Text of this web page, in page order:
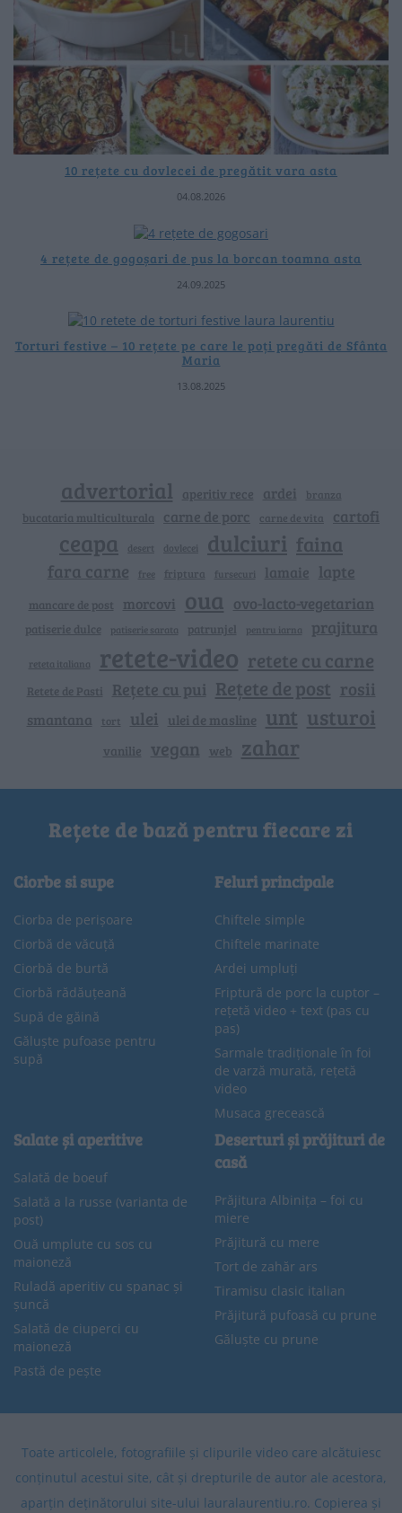
10 rețete cu dovlecei de pregătit vara asta
04.08.2026
4 rețete de gogoșari de pus la borcan toamna asta
24.09.2025
Torturi festive – 10 rețete pe care le poți pregăti de Sfânta
Maria
13.08.2025
advertorial aperitiv rece ardei branza
bucataria multiculturala carne de porc carne de vita cartofi
ceapa desert dovlecei dulciuri faina
fara carne free friptura fursecuri lamaie lapte
mancare de post morcovi oua ovo-lacto-vegetarian
patiserie dulce patiserie sarata patrunjel pentru iarna prajitura
reteta italiana retete-video retete cu carne
Retete de Pasti Rețete cu pui Rețete de post rosii
smantana tort ulei ulei de masline unt usturoi
vanilie vegan web zahar
Rețete de bază pentru fiecare zi
Ciorbe si supe
Ciorba de perișoare
Ciorbă de văcuță
Ciorbă de burtă
Ciorbă rădăuțeană
Supă de găină
Găluște pufoase pentru
supă
Feluri principale
Chiftele simple
Chiftele marinate
Ardei umpluți
Friptură de porc la cuptor –
rețetă video + text (pas cu
pas)
Sarmale tradiționale în foi
de varză murată, rețetă
video
Musaca grecească
Salate și aperitive
Salată de boeuf
Salată a la russe (varianta de
post)
Ouă umplute cu sos cu
maioneză
Ruladă aperitiv cu spanac și
șuncă
Salată de ciuperci cu
maioneză
Pastă de pește
Deserturi și prăjituri de
casă
Prăjitura Albinița – foi cu
miere
Prăjitură cu mere
Tort de zahăr ars
Tiramisu clasic italian
Prăjitură pufoasă cu prune
Găluște cu prune
Toate articolele, fotografiile și clipurile video care alcătuiesc
conținutul acestui site, cât și drepturile de autor ale acestora,
aparțin deținătorului site-ului lauralaurentiu.ro. Copierea și